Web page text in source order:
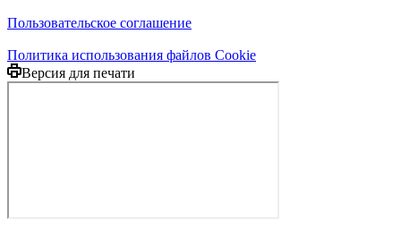
Пользовательское соглашение
Политика использования файлов Cookie
Версия для печати